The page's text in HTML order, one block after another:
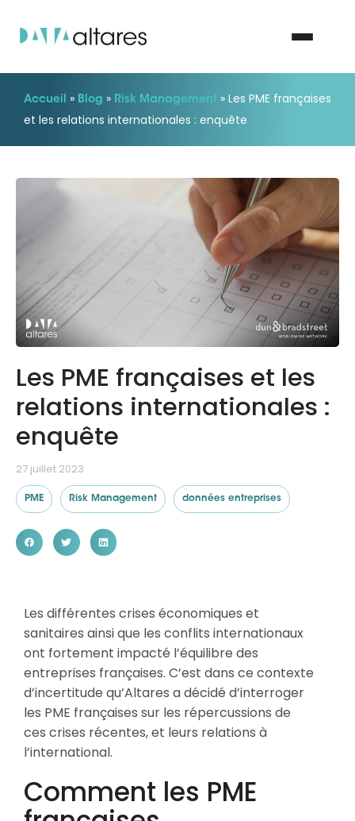
Nous contacter
Vos enjeux
Notre groupe
Ressources
Accueil » Blog » Risk Management » Les PME françaises
et les relations internationales : enquête
Les PME françaises et les
relations internationales :
enquête
27 juillet 2023
PME Risk Management données entreprises
Les différentes crises économiques et
sanitaires ainsi que les conflits internationaux
ont fortement impacté l’équilibre des
entreprises françaises. C’est dans ce contexte
d’incertitude qu’Altares a décidé d’interroger
les PME françaises sur les répercussions de
ces crises récentes, et leurs relations à
l’international.
Comment les PME